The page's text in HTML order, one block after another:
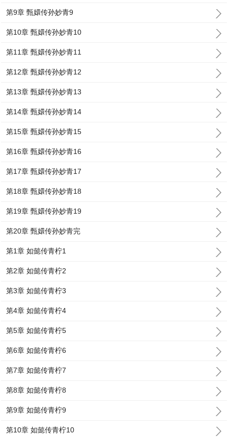
第9章 甄嬛传孙妙青9
第10章 甄嬛传孙妙青10
第11章 甄嬛传孙妙青11
第12章 甄嬛传孙妙青12
第13章 甄嬛传孙妙青13
第14章 甄嬛传孙妙青14
第15章 甄嬛传孙妙青15
第16章 甄嬛传孙妙青16
第17章 甄嬛传孙妙青17
第18章 甄嬛传孙妙青18
第19章 甄嬛传孙妙青19
第20章 甄嬛传孙妙青完
第1章 如懿传青柠1
第2章 如懿传青柠2
第3章 如懿传青柠3
第4章 如懿传青柠4
第5章 如懿传青柠5
第6章 如懿传青柠6
第7章 如懿传青柠7
第8章 如懿传青柠8
第9章 如懿传青柠9
第10章 如懿传青柠10